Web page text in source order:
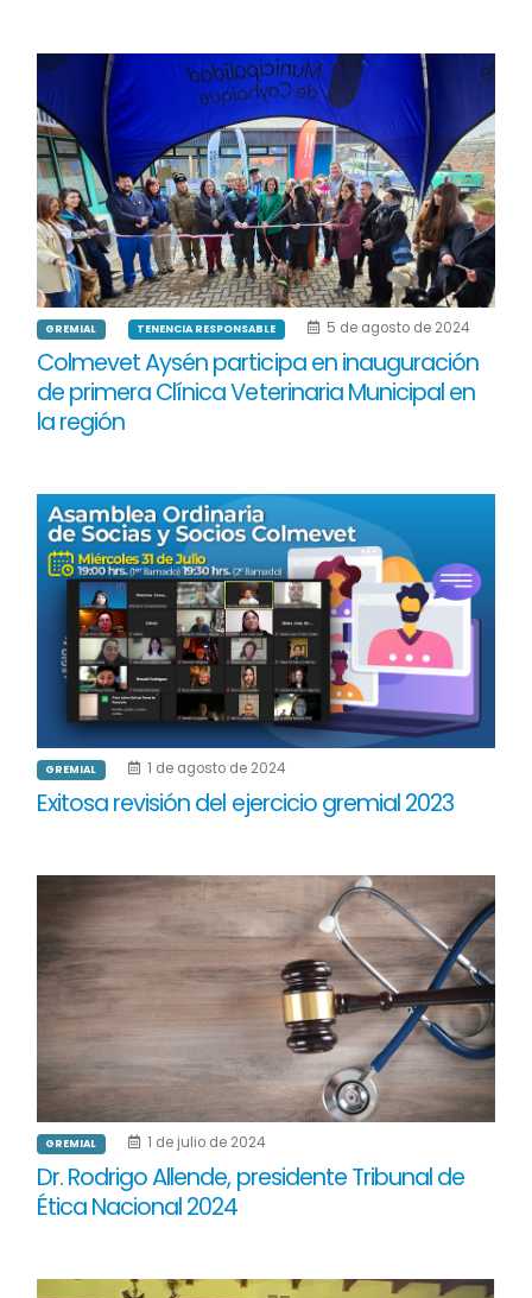
GREMIAL TENENCIA RESPONSABLE 5 de agosto de 2024
Colmevet Aysén participa en inauguración
de primera Clínica Veterinaria Municipal en
la región
GREMIAL 1 de agosto de 2024
Exitosa revisión del ejercicio gremial 2023
GREMIAL 1 de julio de 2024
Dr. Rodrigo Allende, presidente Tribunal de
Ética Nacional 2024